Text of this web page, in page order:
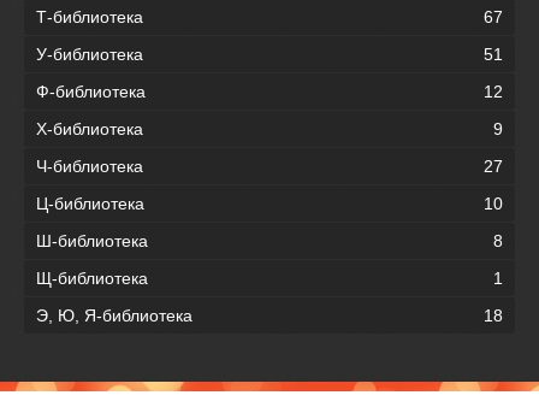
Т-библиотека
67
У-библиотека
51
Ф-библиотека
12
Х-библиотека
9
Ч-библиотека
27
Ц-библиотека
10
Ш-библиотека
8
Щ-библиотека
1
Э, Ю, Я-библиотека
18